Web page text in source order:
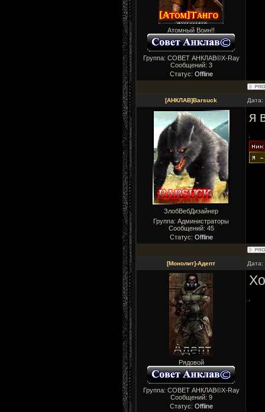
Атомный Воин!!
Группа: СОВЕТ АНКЛАВ©X-Ray
Сообщений: 3
Статус: Offline
[АНКЛАВ]Barsuck
ЗлобВебДизайнер
Группа: Администраторы
Сообщений: 45
Статус: Offline
я
[Монолит]-Адепт
Рядовой
Группа: СОВЕТ АНКЛАВ©X-Ray
Сообщений: 9
Статус: Offline